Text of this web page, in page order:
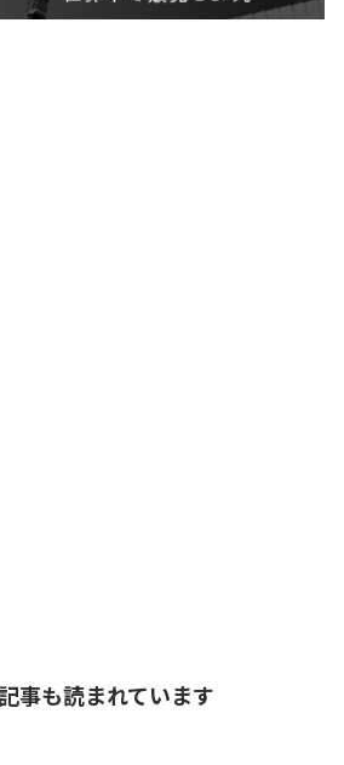
事も読まれています